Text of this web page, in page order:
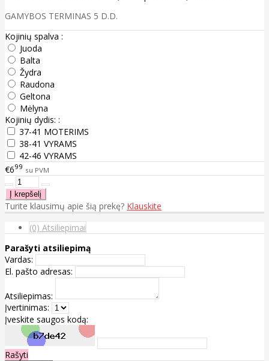
GAMYBOS TERMINAS 5 D.D.
Kojinių spalva :
Juoda
Balta
Žydra
Raudona
Geltona
Mėlyna
Kojinių dydis: :
37-41 MOTERIMS
38-41 VYRAMS
42-46 VYRAMS
€699 su PVM
Turite klausimų apie šią prekę? Klauskite
(0) Atsiliepimai
Parašyti atsiliepimą
Vardas:
El. pašto adresas:
Atsiliepimas:
Įvertinimas:
Įveskite saugos kodą:
Rašyti